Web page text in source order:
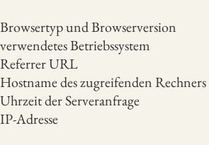
Browsertyp und Browserversion
verwendetes Betriebssystem
Referrer URL
Hostname des zugreifenden Rechners
Uhrzeit der Serveranfrage
IP-Adresse